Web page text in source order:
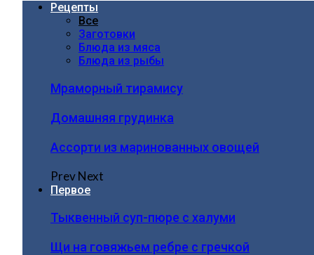
Рецепты
Все
Заготовки
Блюда из мяса
Блюда из рыбы
Мраморный тирамису
Домашняя грудинка
Ассорти из маринованных овощей
PrevNext
Первое
Тыквенный суп-пюре с халуми
Щи на говяжьем ребре с гречкой